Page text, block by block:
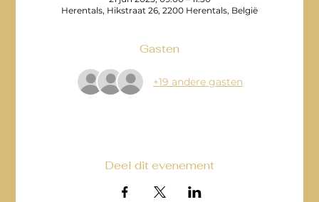
Herentals, Hikstraat 26, 2200 Herentals, België
Gasten
+19 andere gasten
Deel dit evenement